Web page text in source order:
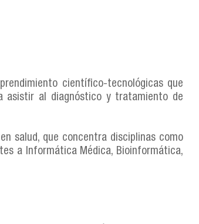
científico-tecnológicas que
asistir al diagnóstico y tratamiento de
salud, que concentra disciplinas como
a Informática Médica, Bioinformática,